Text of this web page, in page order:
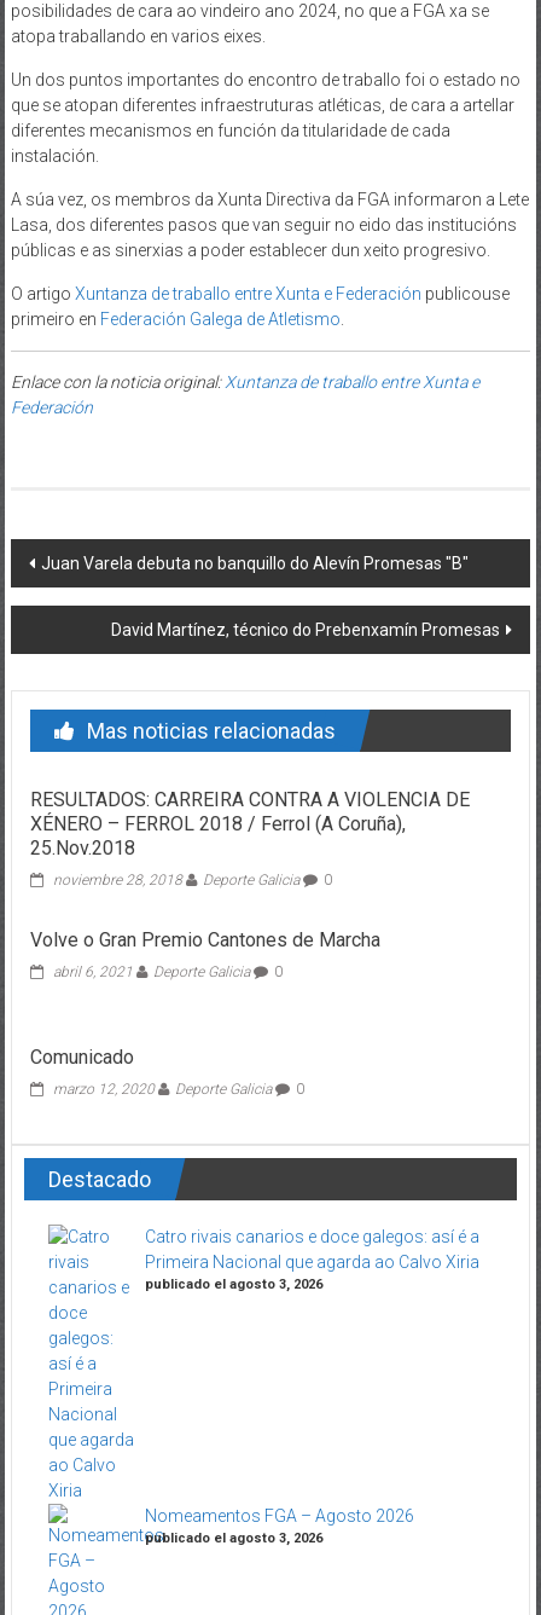
posibilidades de cara ao vindeiro ano 2024, no que a FGA xa se
atopa traballando en varios eixes.
Un dos puntos importantes do encontro de traballo foi o estado no
que se atopan diferentes infraestruturas atléticas, de cara a artellar
diferentes mecanismos en función da titularidade de cada
instalación.
A súa vez, os membros da Xunta Directiva da FGA informaron a Lete
Lasa, dos diferentes pasos que van seguir no eido das institucións
públicas e as sinerxias a poder establecer dun xeito progresivo.
O artigo Xuntanza de traballo entre Xunta e Federación publicouse
primeiro en Federación Galega de Atletismo.
Enlace con la noticia original:Xuntanza de traballo entre Xunta e
Federación
Post navigation
Juan Varela debuta no banquillo do Alevín Promesas "B"
David Martínez, técnico do Prebenxamín Promesas
Mas noticias relacionadas
RESULTADOS: CARREIRA CONTRA A VIOLENCIA DE
XÉNERO – FERROL 2018 / Ferrol (A Coruña),
25.Nov.2018
noviembre 28, 2018 Deporte Galicia 0
Volve o Gran Premio Cantones de Marcha
abril 6, 2021 Deporte Galicia 0
Comunicado
marzo 12, 2020 Deporte Galicia 0
Destacado
Catro rivais canarios e doce galegos: así é a
Primeira Nacional que agarda ao Calvo Xiria
publicado el agosto 3, 2026
Nomeamentos FGA – Agosto 2026
publicado el agosto 3, 2026